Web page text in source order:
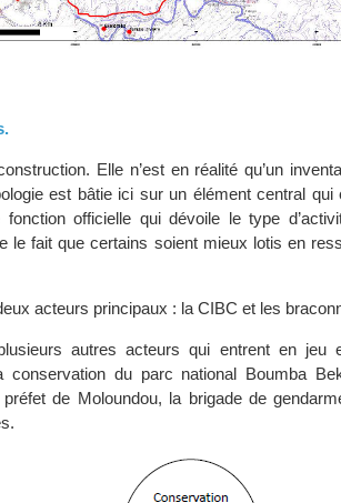
Elle n’est en réalité qu’un
est bâtie ici sur un élément central qui
fonction officielle qui dévoile le type
le fait que certains soient mieux lotis en
acteurs principaux : la CIBC et les
autres acteurs qui entrent en jeu
du parc national Boumba
de Moloundou, la brigade de